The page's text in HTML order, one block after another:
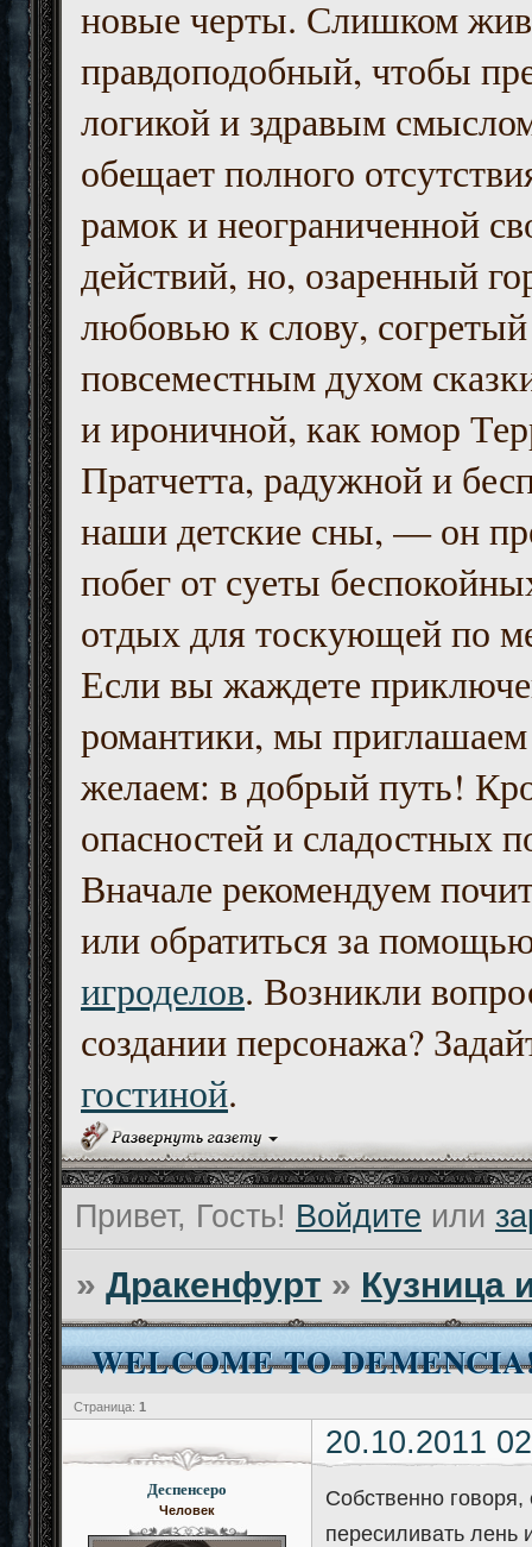
новые черты. Слишком
правдоподобный, чтобы
логикой и здравым
обещает полного
рамок и неограниченной
действий, но, озаренный
любовью к слову, согретый
повсеместным духом
и ироничной, как юмор
Пратчетта, радужной и
наши детские сны, — он
побег от суеты
отдых для тоскующей по
Если вы жаждете
романтики, мы приглашаем
желаем: в добрый путь!
опасностей и сладостных
Вначале рекомендуем
или обратиться за
игроделов. Возникли
создании персонажа?
гостиной.
Привет, Гость! Войдите или
»Дракенфурт » Кузница
WELCOME TO
Страница: 1
20.10.2011
Деспенсеро
Человек
Собственно говоря,
пересиливать лень